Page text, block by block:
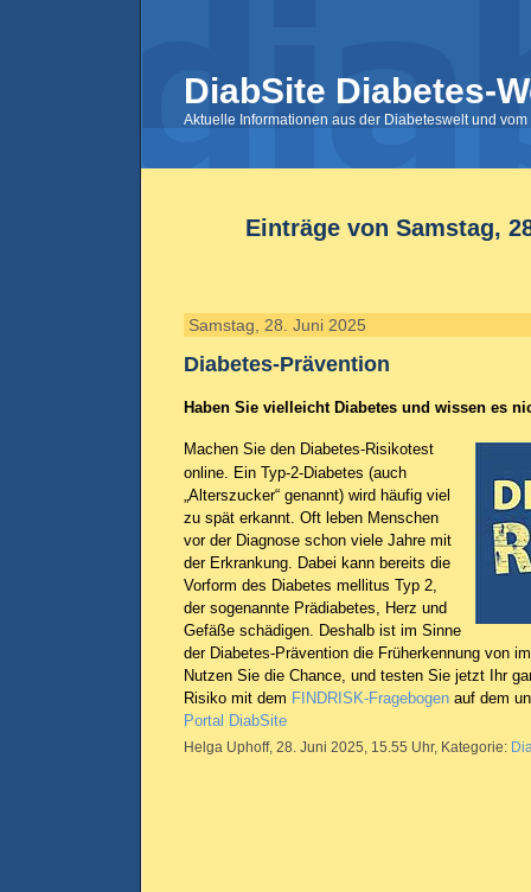
DiabSite Diabetes-
Aktuelle Informationen aus der Diabeteswelt und
Einträge von Samstag,
Samstag, 28. Juni 2025
Diabetes-Prävention
Haben Sie vielleicht Diabetes und wissen es
Machen Sie den Diabetes-Risikotest
online. Ein Typ-2-Diabetes (auch
„Alterszucker“ genannt) wird häufig viel
zu spät erkannt. Oft leben Menschen
vor der Diagnose schon viele Jahre mit
der Erkrankung. Dabei kann bereits die
Vorform des Diabetes mellitus Typ 2,
der sogenannte Prädiabetes, Herz und
Gefäße schädigen. Deshalb ist im Sinne
der Diabetes-Prävention die Früherkennung von
Nutzen Sie die Chance, und testen Sie jetzt Ihr
Risiko mit dem FINDRISK-Fragebogen auf dem
Portal DiabSite
Helga Uphoff, 28. Juni 2025, 15.55 Uhr, Kategorie: